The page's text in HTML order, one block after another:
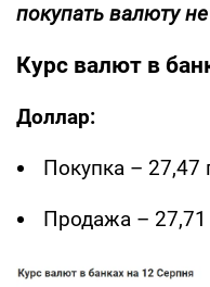
покупать валюту
Курс валют в
Доллар:
Покупка – 27,47
Продажа –